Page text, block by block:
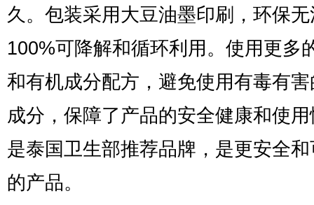
久。包装采用大豆油墨印刷，环保
100%可降解和循环利用。使用更多
和有机成分配方，避免使用有毒有
成分，保障了产品的安全健康和使
是泰国卫生部推荐品牌，是更安全
的产品。